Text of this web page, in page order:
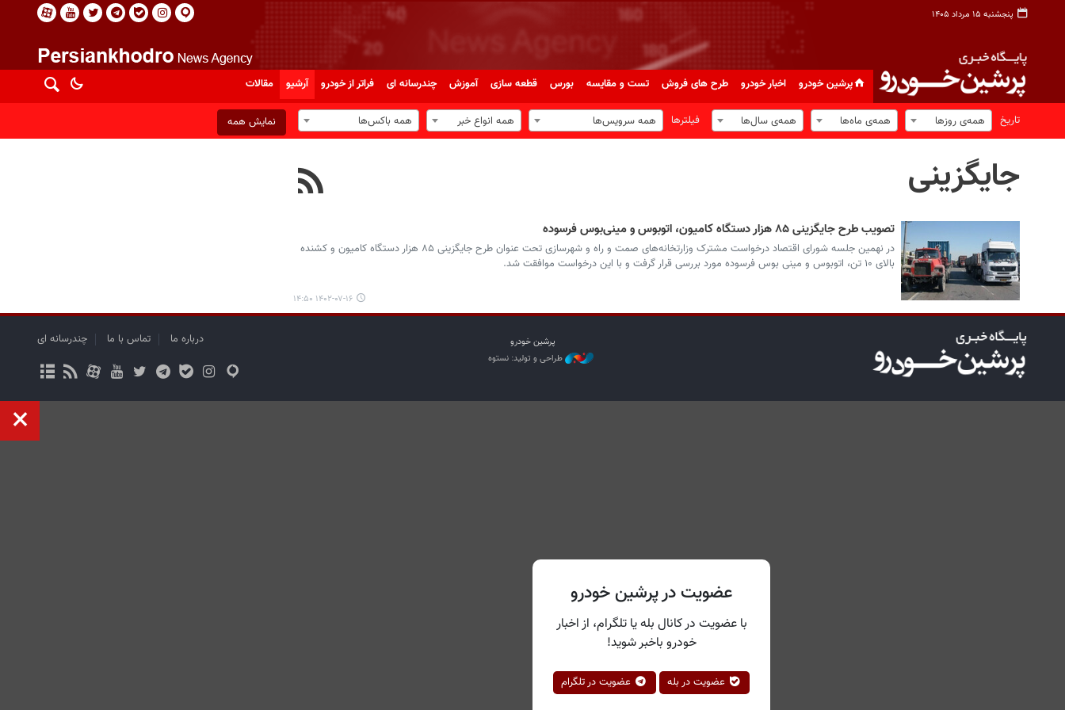
پنجشنبه ۱۵ مرداد ۱۴۰۵
پرشین خودرو اخبار خودرو طرح های فروش تست و مقایسه بورس قطعه سازی آموزش چندرسانه ای فراتر از خودرو آرشیو مقالات
تاریخ همه‌ی روزها همه‌ی ماه‌ها همه‌ی سال‌ها فیلترها همه سرویس‌ها همه انواع خبر همه باکس‌ها نمایش همه
جایگزینی
تصویب طرح جایگزینی ۸۵ هزار دستگاه کامیون، اتوبوس و مینی‌بوس فرسوده
در نهمین جلسه شورای اقتصاد درخواست مشترک وزارتخانه‌های صمت و راه و شهرسازی تحت عنوان طرح جایگزینی ۸۵ هزار دستگاه کامیون و کشنده
بالای ۱۰ تن، اتوبوس و مینی بوس فرسوده مورد بررسی قرار گرفت و با این درخواست موافقت شد.
۱۴۰۲-۰۷-۱۶ ۱۴:۵۰
پرشین خودرو
طراحی و تولید: نستوه
درباره ما تماس با ما چندرسانه ای
عضویت در پرشین خودرو
با عضویت در کانال بله یا تلگرام، از اخبار
خودرو باخبر شوید!
عضویت در بله عضویت در تلگرام